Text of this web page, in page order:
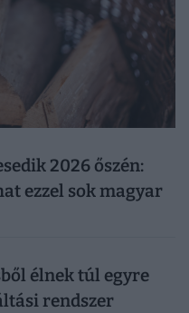
2026 őszén:
ezzel sok magyar
élnek túl egyre
rendszer